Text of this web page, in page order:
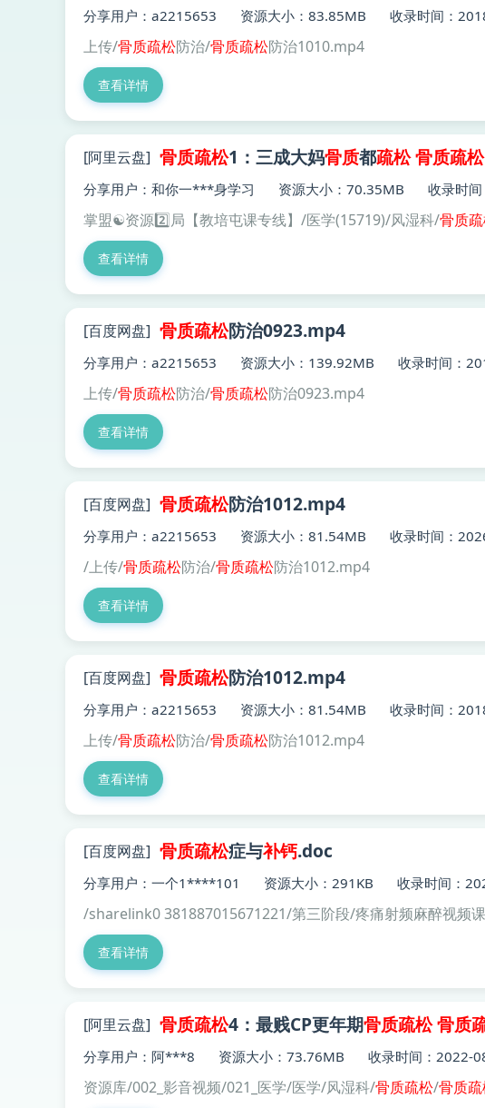
分享用户：a2215653 资源大小：83.85MB 收录时间：
上传/骨质疏松防治/骨质疏松防治1010.mp4
查看详情
[阿里云盘] 骨质疏松1：三成大妈骨质都疏松骨质疏松
分享用户：和你一***身学习 资源大小：70.35MB 收录时
掌盟☯️资源2️⃣局【教培屯课专线】/医学(15719)/风湿科/骨质
查看详情
[百度网盘] 骨质疏松防治0923.mp4
分享用户：a2215653 资源大小：139.92MB 收录时间：
上传/骨质疏松防治/骨质疏松防治0923.mp4
查看详情
[百度网盘] 骨质疏松防治1012.mp4
分享用户：a2215653 资源大小：81.54MB 收录时间：
/上传/骨质疏松防治/骨质疏松防治1012.mp4
查看详情
[百度网盘] 骨质疏松防治1012.mp4
分享用户：a2215653 资源大小：81.54MB 收录时间：
上传/骨质疏松防治/骨质疏松防治1012.mp4
查看详情
[百度网盘] 骨质疏松症与补钙.doc
分享用户：一个1****101 资源大小：291KB 收录时间：
/sharelink0 381887015671221/第三阶段/疼痛射频麻醉视频
查看详情
[阿里云盘] 骨质疏松4：最贱CP更年期骨质疏松骨质
分享用户：阿***8 资源大小：73.76MB 收录时间：2022-
资源库/002_影音视频/021_医学/医学/风湿科/骨质疏松/骨质